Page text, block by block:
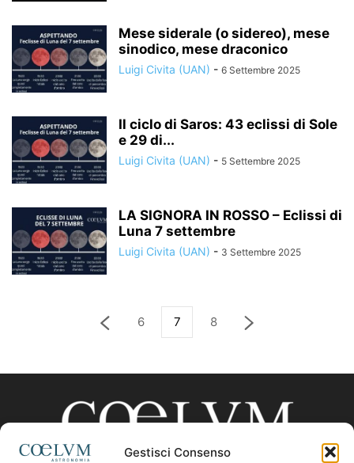
Gestisci Consenso
Mese siderale (o sidereo), mese
sinodico, mese draconico
Luigi Civita (UAN) - 6 Settembre 2025
Il ciclo di Saros: 43 eclissi di Sole
e 29 di...
Luigi Civita (UAN) - 5 Settembre 2025
LA SIGNORA IN ROSSO – Eclissi di
Luna 7 settembre
Luigi Civita (UAN) - 3 Settembre 2025
6 7 8